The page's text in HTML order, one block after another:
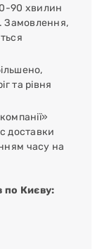
90 хвилин
Замовлення,
та рівня
доставки
часу на
по Києву: